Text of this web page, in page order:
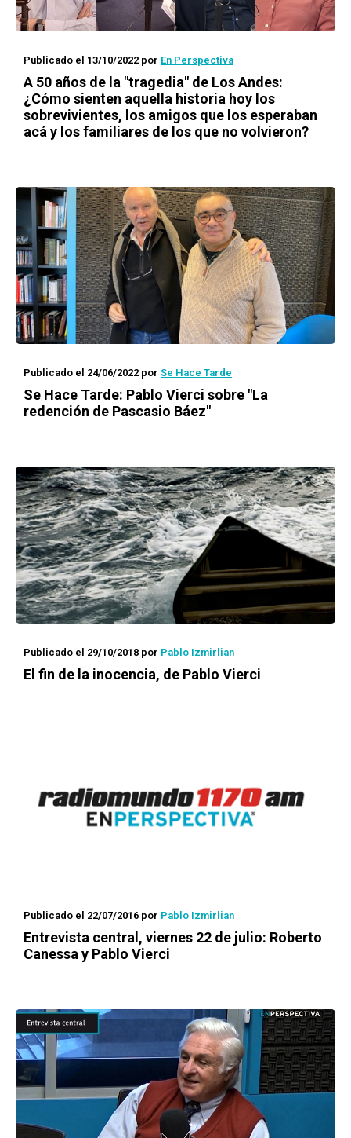
Publicado el 13/10/2022 por En Perspectiva
A 50 años de la "tragedia" de Los Andes:
¿Cómo sienten aquella historia hoy los
sobrevivientes, los amigos que los esperaban
acá y los familiares de los que no volvieron?
Publicado el 24/06/2022 por Se Hace Tarde
Se Hace Tarde: Pablo Vierci sobre "La
redención de Pascasio Báez"
Publicado el 29/10/2018 por Pablo Izmirlian
El fin de la inocencia, de Pablo Vierci
Publicado el 22/07/2016 por Pablo Izmirlian
Entrevista central, viernes 22 de julio: Roberto
Canessa y Pablo Vierci